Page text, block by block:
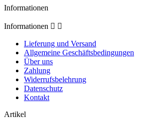
Informationen
Informationen  
Lieferung und Versand
Allgemeine Geschäftsbedingungen
Über uns
Zahlung
Widerrufsbelehrung
Datenschutz
Kontakt
Artikel